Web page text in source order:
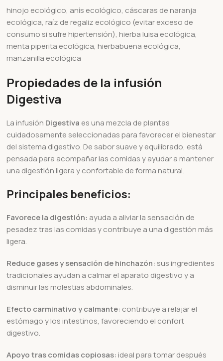
hinojo ecológico, anís ecológico, cáscaras de naranja
ecológica, raíz de regaliz ecológico (evitar exceso de
consumo si sufre hipertensión), hierba luisa ecológica,
menta piperita ecológica, hierbabuena ecológica,
manzanilla ecológica
Propiedades de la infusión
Digestiva
La infusión Digestiva es una mezcla de plantas
cuidadosamente seleccionadas para favorecer el bienestar
del sistema digestivo. De sabor suave y equilibrado, está
pensada para acompañar las comidas y ayudar a mantener
una digestión ligera y confortable de forma natural.
Principales beneficios:
Favorece la digestión: ayuda a aliviar la sensación de
pesadez tras las comidas y contribuye a una digestión más
ligera.
Reduce gases y sensación de hinchazón: sus ingredientes
tradicionales ayudan a calmar el aparato digestivo y a
disminuir las molestias abdominales.
Efecto carminativo y calmante: contribuye a relajar el
estómago y los intestinos, favoreciendo el confort
digestivo.
Apoyo tras comidas copiosas: ideal para tomar después